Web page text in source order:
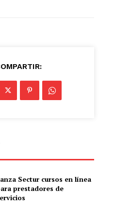
Sectur cursos en línea
prestadores de